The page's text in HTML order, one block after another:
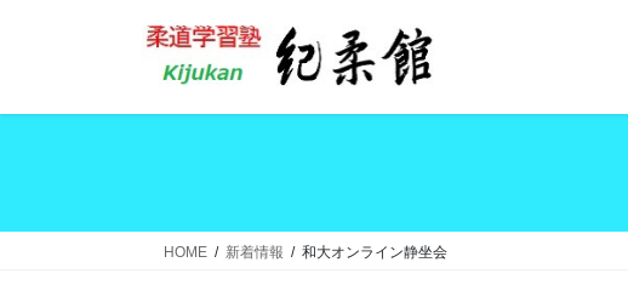
HOME 新着情報 和大オンライン静坐会